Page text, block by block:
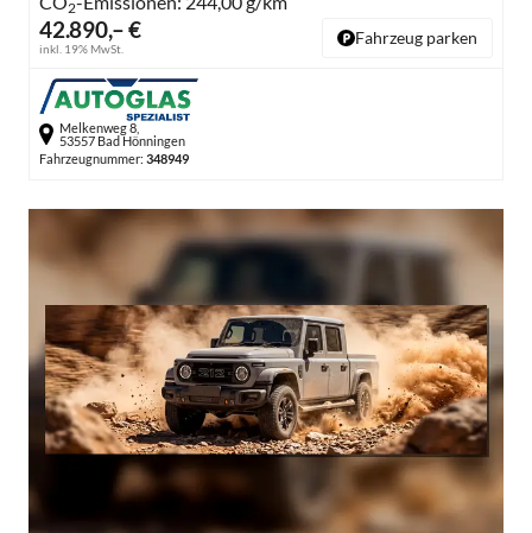
42.890,– €
inkl. 19% MwSt.
2
Fahrzeug parken
Melkenweg 8,
53557 Bad Hönningen
Fahrzeugnummer: 348949